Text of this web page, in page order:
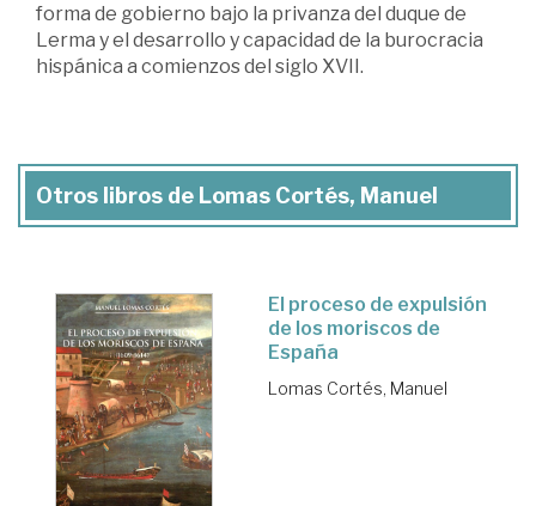
forma de gobierno bajo la privanza del duque de
Lerma y el desarrollo y capacidad de la burocracia
hispánica a comienzos del siglo XVII.
Otros libros de Lomas Cortés, Manuel
El proceso de expulsión
de los moriscos de
España
Lomas Cortés, Manuel